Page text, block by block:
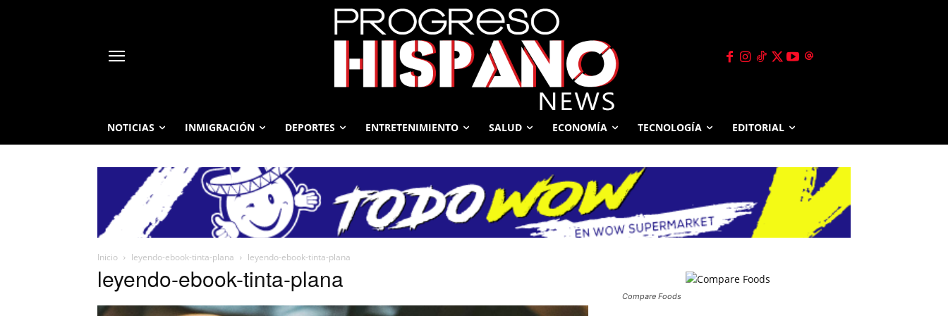
NOTICIAS INMIGRACIÓN DEPORTES ENTRETENIMIENTO SALUD ECONOMÍA TECNOLOGÍA EDITORIAL
Inicio leyendo-ebook-tinta-plana leyendo-ebook-tinta-plana
leyendo-ebook-tinta-plana
Compare Foods